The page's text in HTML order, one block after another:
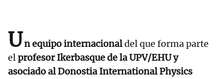
Un equipo internacionaldel que forma parte
elprofesor Ikerbasque de la UPV/EHU y
asociado al Donostia International Physics